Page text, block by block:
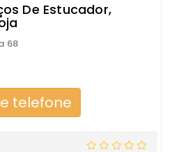
De Estucador,
68
telefone